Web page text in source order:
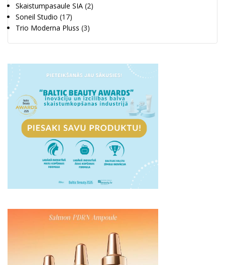
Skaistumpasaule SIA (2)
Soneil Studio (17)
Trio Moderna Pluss (3)